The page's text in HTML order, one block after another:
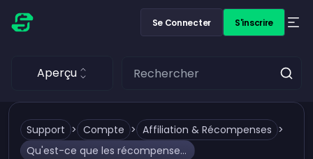
Se Connecter S'inscrire
Aperçu
Support > Compte > Affiliation & Récompenses >
Qu'est-ce que les récompenses de série Freecash ?